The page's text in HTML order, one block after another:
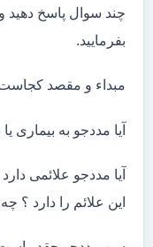
چند سوال پاسخ دهید
بفرمایید.
مبداء و مقصد
آیا مددجو به بیماری
آیا مددجو علائمی
این علائم را دارد ؟